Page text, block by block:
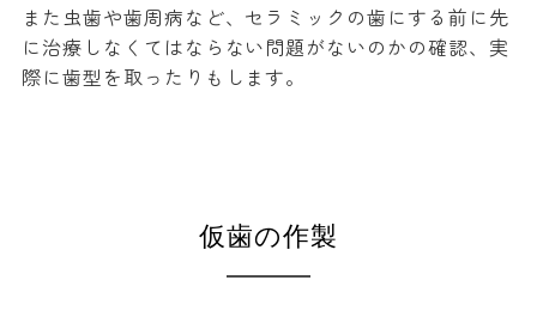
また虫歯や歯周病など、セラミックの歯にする前に先
に治療しなくてはならない問題がないのかの確認、実
際に歯型を取ったりもします。
仮歯の作製